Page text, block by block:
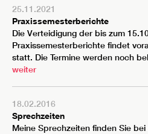
25.11.2021
Praxissemesterberichte
Die Verteidigung der bis zum
Praxissemesterberichte findet
statt. Die Termine werden noch
weiter
18.02.2016
Sprechzeiten
Meine Sprechzeiten finden Sie